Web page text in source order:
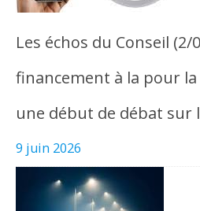
Les échos du Conseil
financement à la pour
une début de débat sur
9 juin 2026